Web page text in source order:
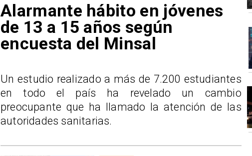
Alarmante hábito en jóvenes
de 13 a 15 años según
encuesta del Minsal
Un estudio realizado a más de 7.200 estudiantes
en todo el país ha revelado un cambio
preocupante que ha llamado la atención de las
autoridades sanitarias.